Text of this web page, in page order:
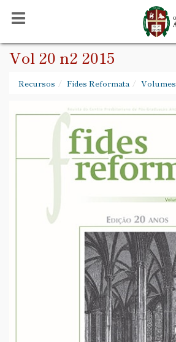
Vol 20 n2 2015
Recursos Fides Reformata Volumes